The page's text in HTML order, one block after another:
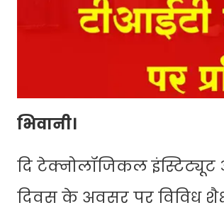
भिवानी।
दि टेक्नोलॉजिकल
दिवस के अवसर पर विविध